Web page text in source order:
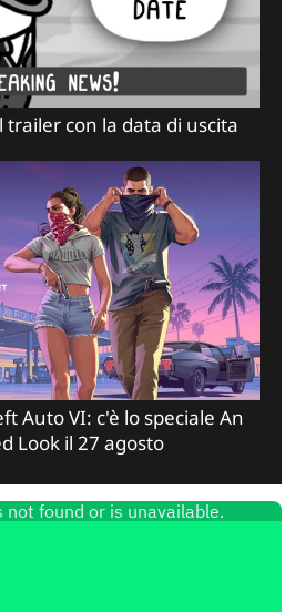
trailer con la data di uscita
Auto VI: c'è lo speciale An
Look il 27 agosto